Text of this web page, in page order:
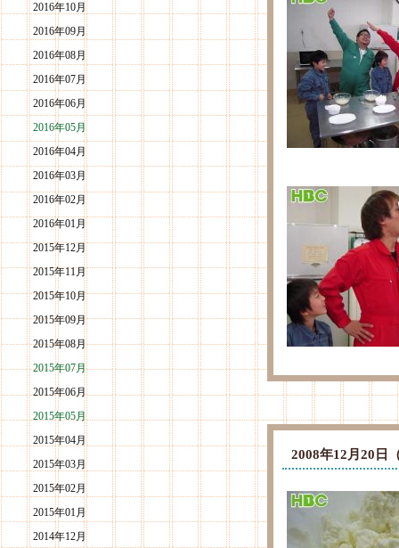
2016年10月
2016年09月
2016年08月
2016年07月
2016年06月
2016年05月
2016年04月
2016年03月
2016年02月
2016年01月
2015年12月
2015年11月
2015年10月
2015年09月
2015年08月
2015年07月
2015年06月
2015年05月
2015年04月
2015年03月
2015年02月
2015年01月
2014年12月
2008年12月20